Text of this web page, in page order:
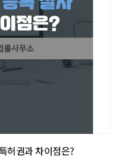
허권과 차이점은?